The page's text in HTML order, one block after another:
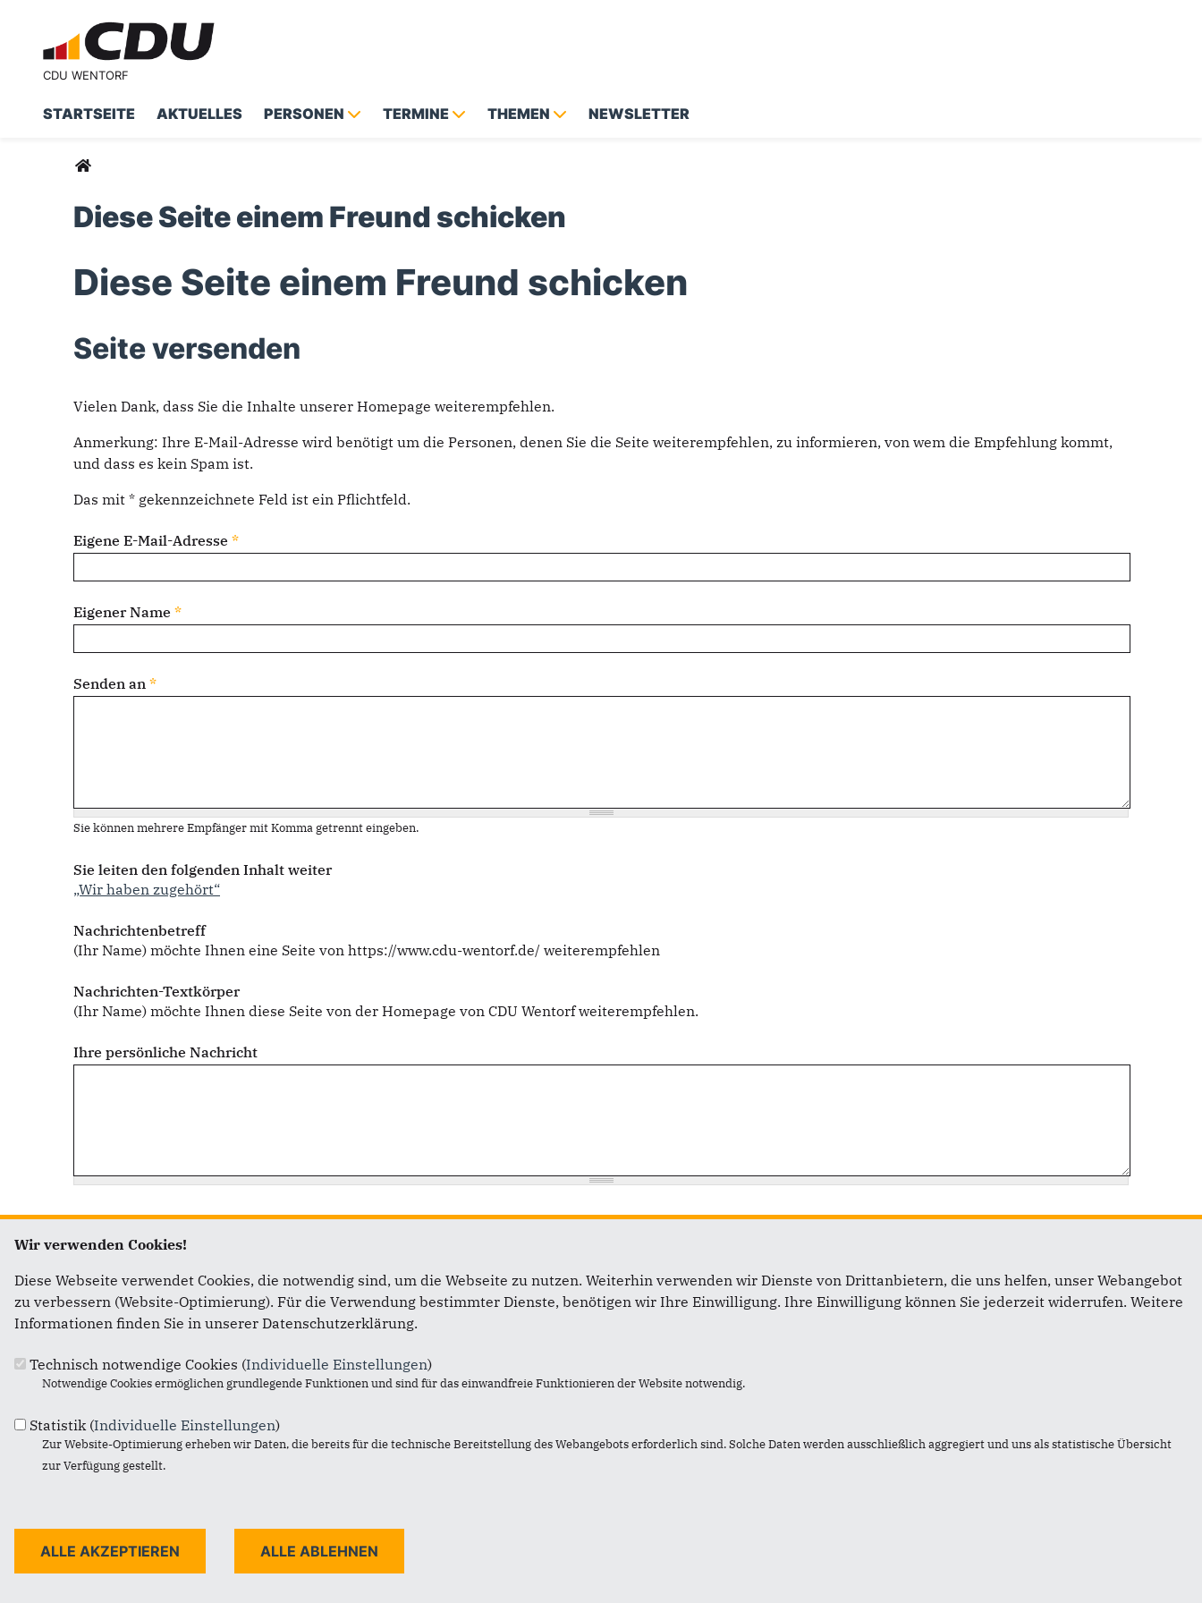
CDU WENTORF
STARTSEITE AKTUELLES PERSONEN TERMINE THEMEN NEWSLETTER
Sie sind hier
Diese Seite einem Freund schicken
Diese Seite einem Freund schicken
Seite versenden
Vielen Dank, dass Sie die Inhalte unserer Homepage weiterempfehlen.
Anmerkung: Ihre E-Mail-Adresse wird benötigt um die Personen, denen Sie die Seite weiterempfehlen, zu informieren, von wem die Empfehlung kommt,
und dass es kein Spam ist.
Das mit * gekennzeichnete Feld ist ein Pflichtfeld.
Eigene E-Mail-Adresse *
Eigener Name *
Senden an *
Sie können mehrere Empfänger mit Komma getrennt eingeben.
Sie leiten den folgenden Inhalt weiter
„Wir haben zugehört“
Nachrichtenbetreff
(Ihr Name) möchte Ihnen eine Seite von https://www.cdu-wentorf.de/ weiterempfehlen
Nachrichten-Textkörper
(Ihr Name) möchte Ihnen diese Seite von der Homepage von CDU Wentorf weiterempfehlen.
Ihre persönliche Nachricht
Fußbereich
Anschrift
CDU Wentorf
21465 Wentorf
Telefon:0171/8626995
Im Web
Links
Wir verwenden Cookies!
Diese Webseite verwendet Cookies, die notwendig sind, um die Webseite zu nutzen. Weiterhin verwenden wir Dienste von Drittanbietern, die uns helfen, unser Webangebot
zu verbessern (Website-Optimierung). Für die Verwendung bestimmter Dienste, benötigen wir Ihre Einwilligung. Ihre Einwilligung können Sie jederzeit widerrufen. Weitere
Informationen finden Sie in unserer Datenschutzerklärung.
Technisch notwendige Cookies (Individuelle Einstellungen)
Notwendige Cookies ermöglichen grundlegende Funktionen und sind für das einwandfreie Funktionieren der Website notwendig.
Statistik (Individuelle Einstellungen)
Zur Website-Optimierung erheben wir Daten, die bereits für die technische Bereitstellung des Webangebots erforderlich sind. Solche Daten werden ausschließlich aggregiert und uns als statistische Übersicht
zur Verfügung gestellt.